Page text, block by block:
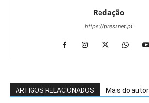
Redação
https://pressnet.pt
ARTIGOS RELACIONADOS Mais do autor